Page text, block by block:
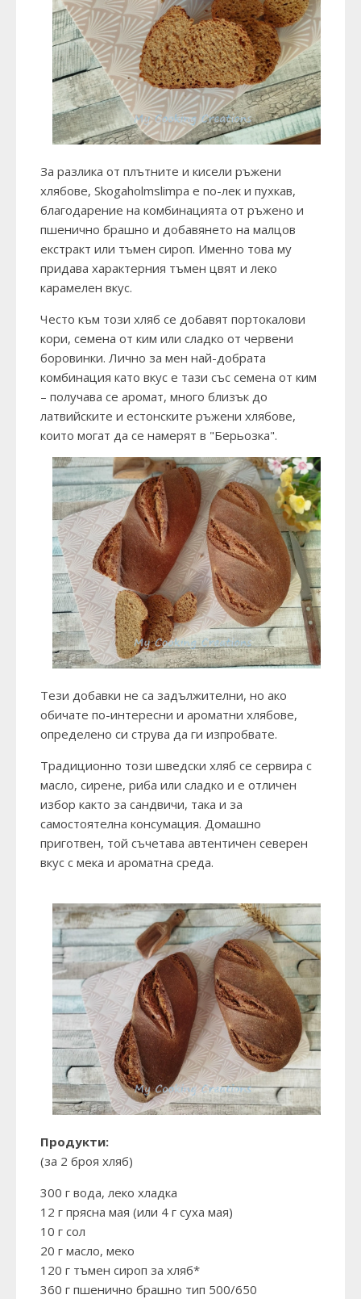
За разлика от плътните и кисели ръжени
хлябове, Skogaholmslimpa е по-лек и пухкав,
благодарение на комбинацията от ръжено и
пшенично брашно и добавянето на малцов
екстракт или тъмен сироп. Именно това му
придава характерния тъмен цвят и леко
карамелен вкус.
Често към този хляб се добавят портокалови
кори, семена от ким или сладко от червени
боровинки. Лично за мен най-добрата
комбинация като вкус е тази със семена от ким
– получава се аромат, много близък до
латвийските и естонските ръжени хлябове,
които могат да се намерят в "Берьозка".
Тези добавки не са задължителни, но ако
обичате по-интересни и ароматни хлябове,
определено си струва да ги изпробвате.
Традиционно този шведски хляб се сервира с
масло, сирене, риба или сладко и е отличен
избор както за сандвичи, така и за
самостоятелна консумация. Домашно
приготвен, той съчетава автентичен северен
вкус с мека и ароматна среда.
Продукти:
(за 2 броя хляб)
300 г вода, леко хладка
12 г прясна мая (или 4 г суха мая)
10 г сол
20 г масло, меко
120 г тъмен сироп за хляб*
360 г пшенично брашно тип 500/650